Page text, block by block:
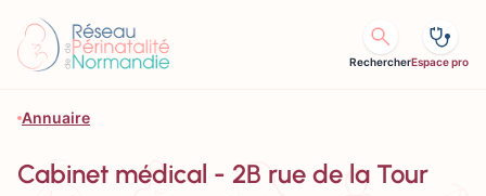
RechercherEspace pro
Annuaire
Cabinet médical - 2B rue de la Tour